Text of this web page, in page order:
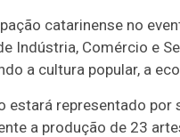
catarinense no
Indústria, Comércio e
a cultura popular, a
estará representado
a produção de 23